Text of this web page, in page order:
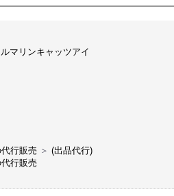
ルマリンキャッツアイ
行販売 ＞ (出品代行)
行販売